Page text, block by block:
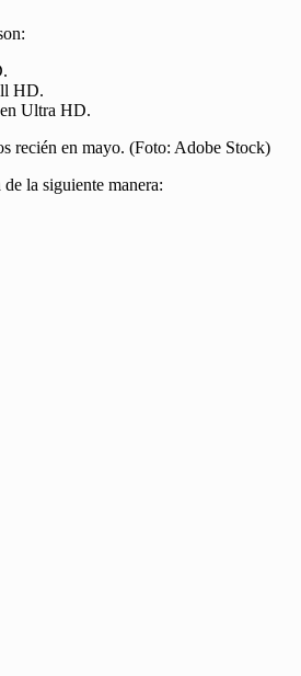
HD.
Ultra HD.
la siguiente manera: